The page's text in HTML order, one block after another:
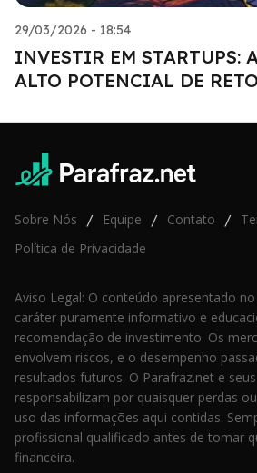
29/03/2026 - 18:54
INVESTIR EM STARTUPS:
ALTO POTENCIAL DE
Sobre Nós / Equipe / Contato /
Política de Privacidade
Aviso Legal: O conteúdo apresentado
caráter puramente informativo e
recomendação de investimento. Os
envolvem riscos, e o desempenho
resultados futuros. O Parafraz.net e
responsabilizam por quaisquer perdas
uso das informações aqui contidas.
profissional qualificado antes de tomar
financeira.